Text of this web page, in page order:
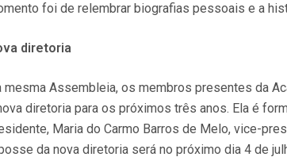
foi de relembrar biografias pessoais e a
diretoria
mesma Assembleia, os membros presentes da
diretoria para os próximos três anos. Ela é
Maria do Carmo Barros de Melo, vice-
da nova diretoria será no próximo dia 4 de